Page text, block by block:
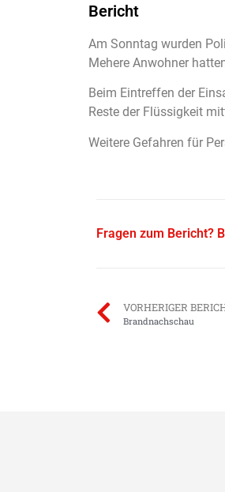
Bericht
Am Sonntag wurden
Mehere Anwohner
Beim Eintreffen der
Reste der Flüssigkeit
Weitere Gefahren für
Fragen zum Bericht?
VORHERIGER
Brandnachschau